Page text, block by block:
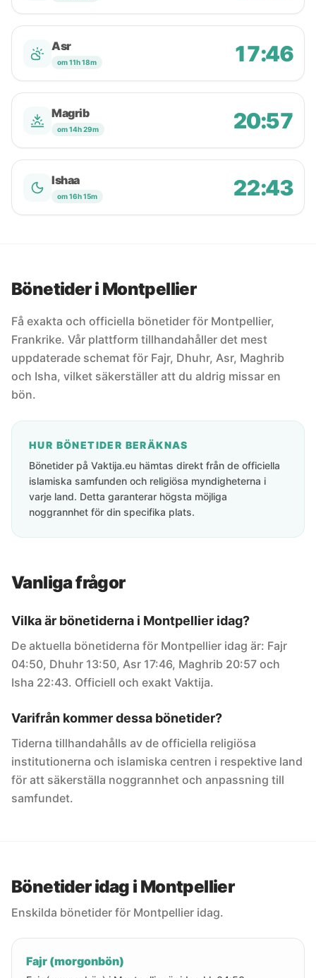
Asr
om 11h 18m 17:46
Magrib
om 14h 29m 20:57
Ishaa
om 16h 15m 22:43
Bönetider i Montpellier
Få exakta och officiella bönetider för Montpellier,
Frankrike. Vår plattform tillhandahåller det mest
uppdaterade schemat för Fajr, Dhuhr, Asr, Maghrib
och Isha, vilket säkerställer att du aldrig missar en
bön.
HUR BÖNETIDER BERÄKNAS
Bönetider på Vaktija.eu hämtas direkt från de officiella
islamiska samfunden och religiösa myndigheterna i
varje land. Detta garanterar högsta möjliga
noggrannhet för din specifika plats.
Vanliga frågor
Vilka är bönetiderna i Montpellier idag?
De aktuella bönetiderna för Montpellier idag är: Fajr
04:50, Dhuhr 13:50, Asr 17:46, Maghrib 20:57 och
Isha 22:43. Officiell och exakt Vaktija.
Varifrån kommer dessa bönetider?
Tiderna tillhandahålls av de officiella religiösa
institutionerna och islamiska centren i respektive land
för att säkerställa noggrannhet och anpassning till
samfundet.
Bönetider idag i Montpellier
Enskilda bönetider för Montpellier idag.
Fajr (morgonbön)